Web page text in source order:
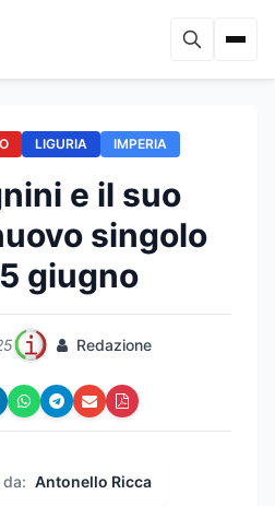
LIGURIA IMPERIA
e il suo
singolo
giugno
Redazione
Antonello Ricca